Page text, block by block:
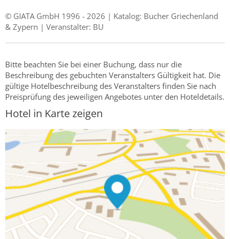
© GIATA GmbH 1996 - 2026 | Katalog: Bucher Griechenland
& Zypern | Veranstalter: BU
Bitte beachten Sie bei einer Buchung, dass nur die
Beschreibung des gebuchten Veranstalters Gültigkeit hat. Die
gültige Hotelbeschreibung des Veranstalters finden Sie nach
Preisprüfung des jeweiligen Angebotes unter den Hoteldetails.
Hotel in Karte zeigen